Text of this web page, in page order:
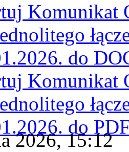
Komunikat
do
Komunikat
do
2026, 15:12